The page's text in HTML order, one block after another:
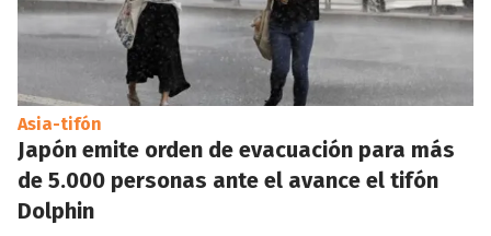
Asia-tifón
Japón emite orden de evacuación para más
de 5.000 personas ante el avance el tifón
Dolphin